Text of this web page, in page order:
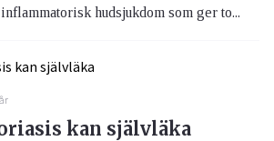
hudsjukdom som ger to...
kan självläka